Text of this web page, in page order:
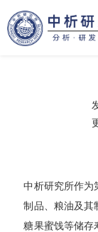
中析研究所作为
制品、粮油及其
糖果蜜饯等储存